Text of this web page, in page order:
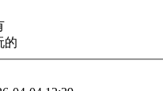
的